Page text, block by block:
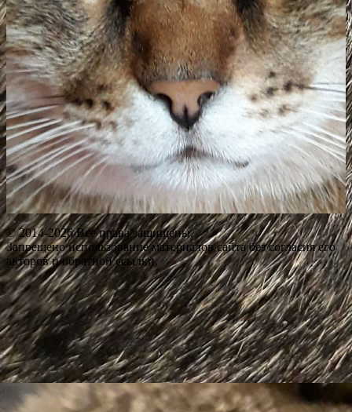
© 2014-2026 Все права защищены.
Запрещено использование материалов сайта без согласия его
авторов и обратной ссылки.